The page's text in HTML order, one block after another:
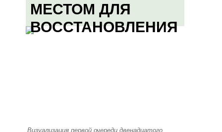
МЕСТОМ ДЛЯ
ВОССТАНОВЛЕНИЯ
Визуализация первой очереди двенадцатого